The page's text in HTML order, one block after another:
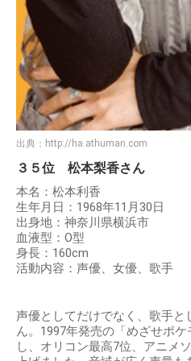
出典： http://ha.athuman.com
３５位 松本梨香さん
本名：松本利香
生年月日：1968年11月30日
出身地：神奈川県横浜市
血液型：O型
身長：160cm
活動内容：声優、女優、歌手
声優としてだけでなく、歌手と
ん。1997年発売の「めざせポ
し、オリコン最高7位、アニメ